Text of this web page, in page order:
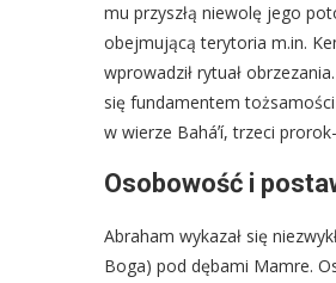
mu przyszłą niewolę jego
obejmującą terytoria m.in.
wprowadził rytuał
się fundamentem
w wierze Baháʼí, trzeci
Osobowość i
Abraham wykazał się
Boga) pod dębami Mamre.